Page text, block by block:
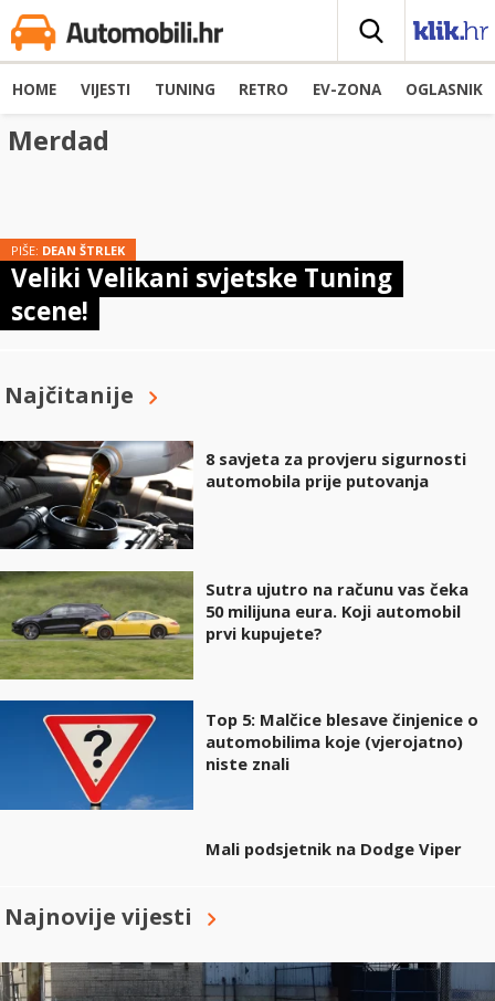
HOME VIJESTI TUNING RETRO EV-ZONA OGLASNIK
Merdad
PIŠE: DEAN ŠTRLEK
Veliki Velikani svjetske Tuning
scene!
Najčitanije
8 savjeta za provjeru sigurnosti
automobila prije putovanja
Sutra ujutro na računu vas čeka
50 milijuna eura. Koji automobil
prvi kupujete?
Top 5: Malčice blesave činjenice o
automobilima koje (vjerojatno)
niste znali
Mali podsjetnik na Dodge Viper
Najnovije vijesti